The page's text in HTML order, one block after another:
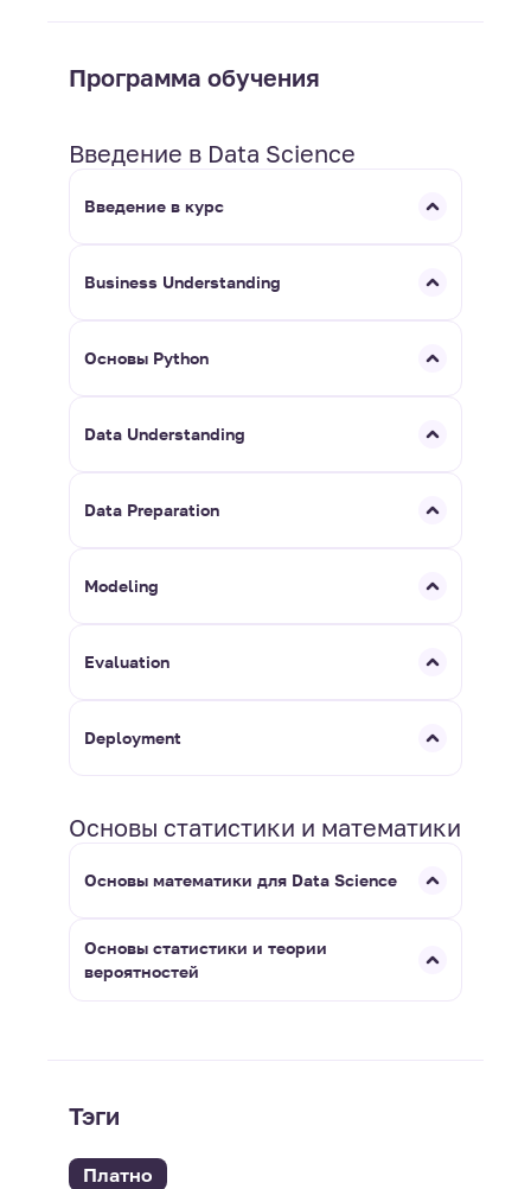
Программа обучения
Введение в Data Science
Введение в курс
Business Understanding
Основы Python
Data Understanding
Data Preparation
Modeling
Evaluation
Deployment
Основы статистики и математики
Основы математики для Data Science
Основы статистики и теории
вероятностей
Тэги
Платно